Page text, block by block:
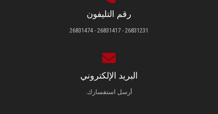
رقم التليفون
26831231 - 26831417 - 26831474
البريد الإلكتروني
أرسل استفسارك.